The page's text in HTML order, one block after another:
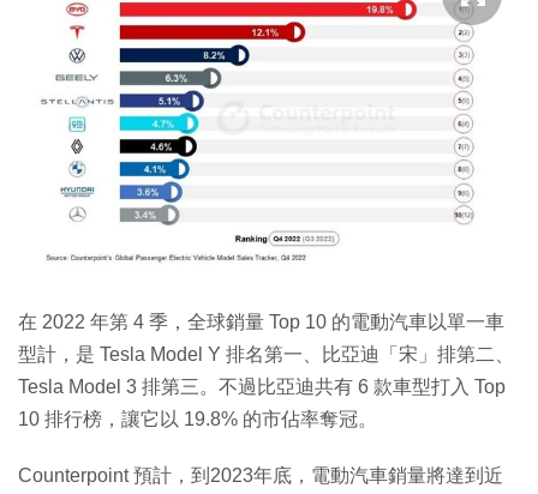
在 2022 年第 4 季，全球銷量 Top 10 的電動汽車以單一車
型計，是 Tesla Model Y 排名第一、比亞迪「宋」排第二、
Tesla Model 3 排第三。不過比亞迪共有 6 款車型打入 Top
10 排行榜，讓它以 19.8% 的市佔率奪冠。
Counterpoint 預計，到2023年底，電動汽車銷量將達到近